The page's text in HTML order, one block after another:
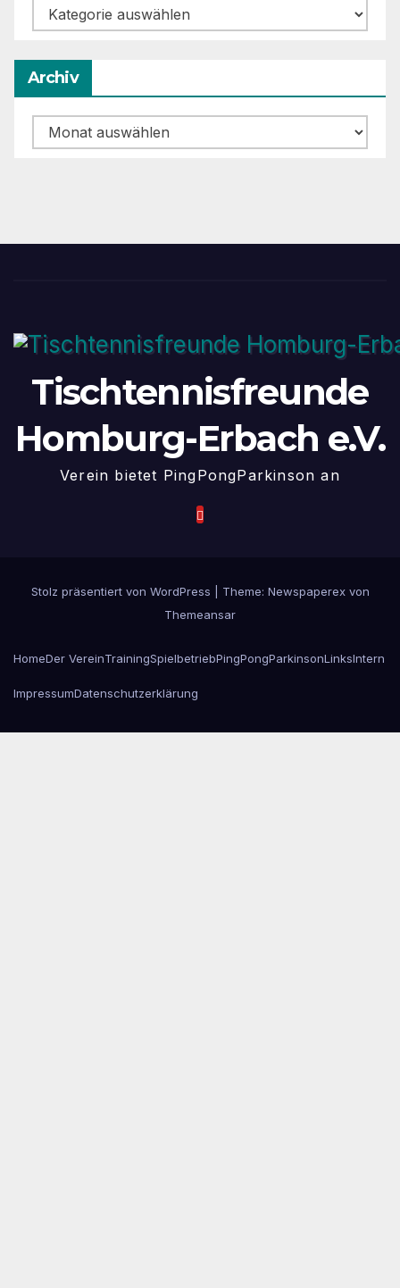
Kategorien
Archiv
Archiv
Tischtennisfreunde
Homburg-Erbach e.V.
Verein bietet PingPongParkinson an
Stolz präsentiert von WordPress
Theme: Newspaperex von
Themeansar
HomeDer VereinTrainingSpielbetriebPingPongParkinsonLinksIntern
ImpressumDatenschutzerklärung